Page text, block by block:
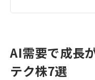
AI需要で成長
テク株7選